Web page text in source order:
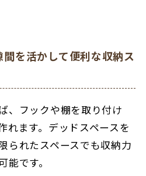
を活かして便利な収納ス
、フックや棚を取り付け
れます。デッドスペースを
られたスペースでも収納力
です。